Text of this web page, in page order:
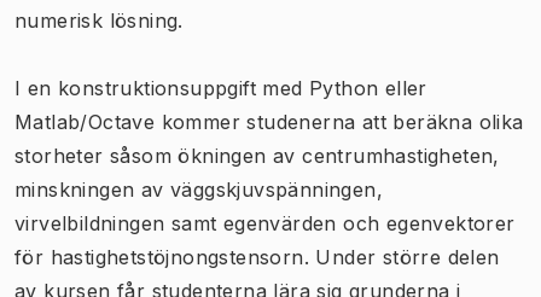
numerisk lösning.
I en konstruktionsuppgift med Python eller
Matlab/Octave kommer studenerna att beräkna olika
storheter såsom ökningen av centrumhastigheten,
minskningen av väggskjuvspänningen,
virvelbildningen samt egenvärden och egenvektorer
för hastighetstöjnongstensorn. Under större delen
av kursen får studenterna lära sig grunderna i